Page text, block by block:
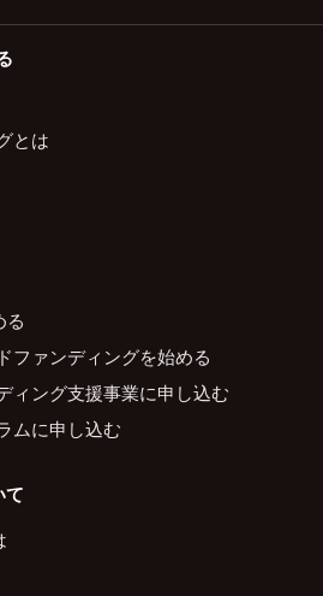
とは
る
ファンディングを始める
ィング支援事業に申し込む
ムに申し込む